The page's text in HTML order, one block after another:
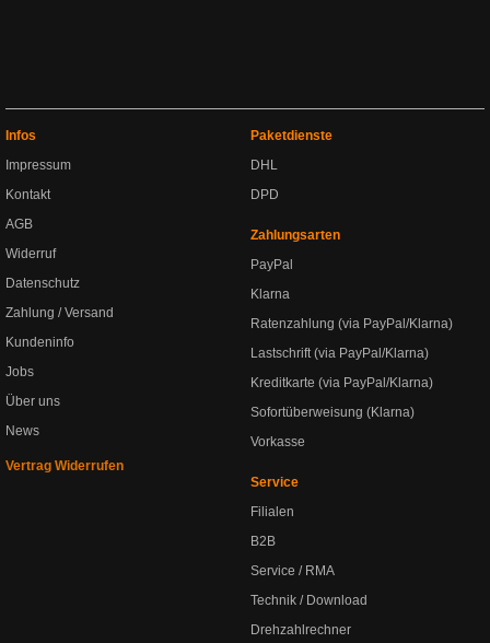
Infos
Impressum
Kontakt
AGB
Widerruf
Datenschutz
Zahlung / Versand
Kundeninfo
Jobs
Über uns
News
Vertrag Widerrufen
Paketdienste
DHL
DPD
Zahlungsarten
PayPal
Klarna
Ratenzahlung (via PayPal/Klarna)
Lastschrift (via PayPal/Klarna)
Kreditkarte (via PayPal/Klarna)
Sofortüberweisung (Klarna)
Vorkasse
Service
Filialen
B2B
Service / RMA
Technik / Download
Drehzahlrechner